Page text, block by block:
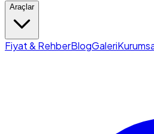
Araçlar
Fiyat & RehberBlogGaleri